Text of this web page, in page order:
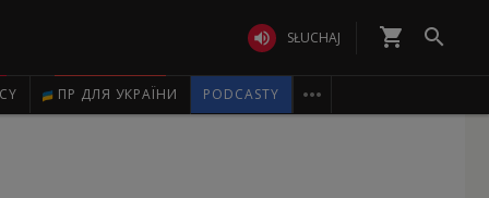
 SŁUCHAJ shopping_cart 
ПР ДЛЯ УКРАЇНИ PODCASTY 